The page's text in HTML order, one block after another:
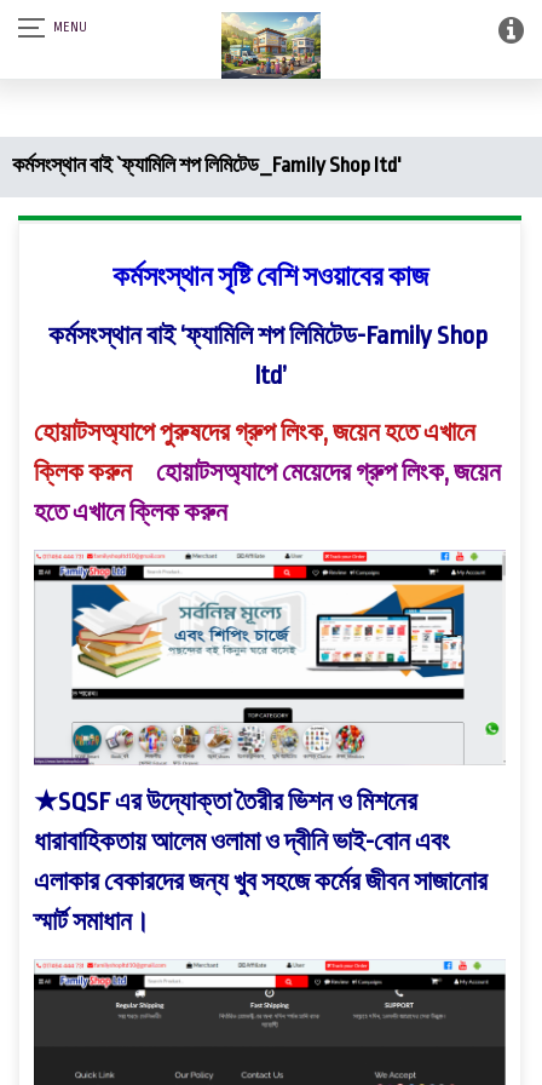
আস-সালামু আলাইকুম। SQSF-কাউন্সেলিং সেন্টার এন্ড স্মার্ট লাইব্রেরী (আত্নশুদ্ধির
সফটওয়্যার)।
কর্মসংস্থান বাই `ফ্যামিলি শপ লিমিটেড_Family Shop ltd'
কর্মসংস্থান সৃষ্টি বেশি সওয়াবের কাজ
কর্মসংস্থান বাই ‘ফ্যামিলি শপ লিমিটেড-Family Shop
ltd’
হোয়াটসঅ্যাপে পুরুষদের গ্রুপ লিংক, জয়েন হতে এখানে
ক্লিক করুন
হোয়াটসঅ্যাপে মেয়েদের গ্রুপ লিংক, জয়েন
হতে এখানে ক্লিক করুন
★SQSF এর উদ্যোক্তা তৈরীর ভিশন ও মিশনের
ধারাবাহিকতায় আলেম ওলামা ও দ্বীনি ভাই-বোন এবং
এলাকার বেকারদের জন্য খুব সহজে কর্মের জীবন সাজানোর
স্মার্ট সমাধান।